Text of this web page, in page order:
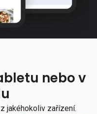
nebo v
jakéhokoliv zařízení.